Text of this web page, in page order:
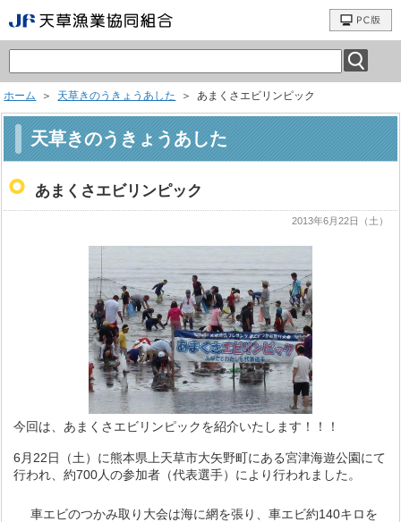
ホーム ＞ 天草きのうきょうあした ＞ あまくさエビリンピック
天草きのうきょうあした
あまくさエビリンピック
2013年6月22日（土）
今回は、あまくさエビリンピックを紹介いたします！！！
6月22日（土）に熊本県上天草市大矢野町にある宮津海遊公園にて
行われ、約700人の参加者（代表選手）により行われました。
車エビのつかみ取り大会は海に網を張り、車エビ約140キロを